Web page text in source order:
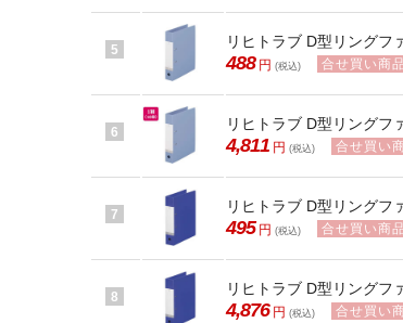
5 リヒトラブ D型リング
488 円 (税込) 合せ買い商品
6 リヒトラブ D型リング
4,811 円 (税込) 合せ買い
7 リヒトラブ D型リングフ
495 円 (税込) 合せ買い商品
8 リヒトラブ D型リングフ
4,876 円 (税込) 合せ買い